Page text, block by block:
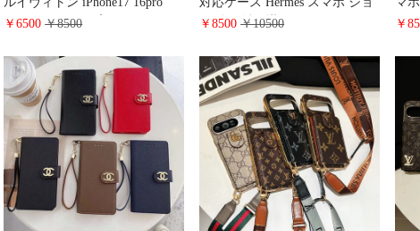
15promaxケース 高級 レザー モ
pixel9/9pro/8a携帯カバー 財布型
大人 可愛い LV galaxy Aquos
xperia Huawei Mate60 Pro手帳型
スマホケース ファッション
￥6500￥8500
ルダー 斜め掛け ポーチ カード
れ 携帯入れ ポシェッ ミニ バッ
グ レザー レディース オレンジ
￥8500￥10500
ケ
ド
防
ス
風
￥